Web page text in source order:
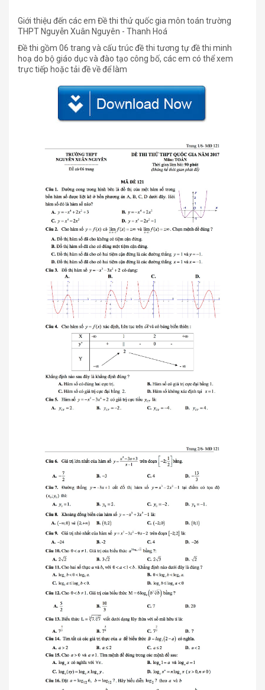
Giới thiệu đến các em Đề thi thử quốc gia môn toán trường
THPT Nguyễn Xuân Nguyên - Thanh Hoá
Đề thi gồm 06 trang và cấu trúc đề thi tương tự đề thi minh
hoạ do bộ giáo dục và đào tạo công bố, các em có thể xem
trực tiếp hoặc tải đề về để làm